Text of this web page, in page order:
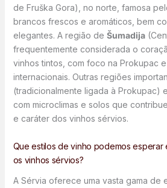
de Fruška Gora), no norte, famosa
brancos frescos e aromáticos, bem
elegantes. A região de Šumadija
frequentemente considerada o
vinhos tintos, com foco na Prokupac
internacionais. Outras regiões
(tradicionalmente ligada à Prokupac) e
com microclimas e solos que
e caráter dos vinhos sérvios.
Que estilos de vinho podemos esperar
os vinhos sérvios?
A Sérvia oferece uma vasta gama de